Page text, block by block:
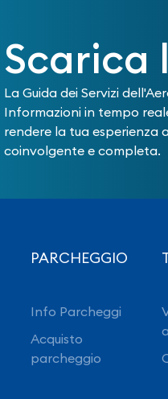
Scarica
La Guida dei Servizi
Informazioni in tempo
rendere la tua esperienza
coinvolgente e completa.
PARCHEGGIO
Info Parcheggi
Acquisto
parcheggio